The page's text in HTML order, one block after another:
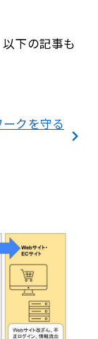
下の記事も
クを守る